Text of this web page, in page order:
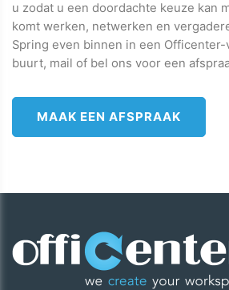
u zodat u een doordachte keuze kan
komt werken, netwerken en
Spring even binnen in een
buurt, mail of bel ons voor een
MAAK EEN AFSPRAAK